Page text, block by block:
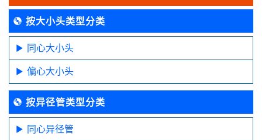
按大小头类型分类
同心大小头
偏心大小头
按异径管类型分类
同心异径管